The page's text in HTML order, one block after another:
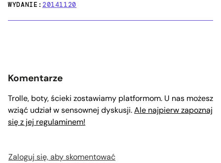
WYDANIE:20141120
Komentarze
Trolle, boty, ścieki zostawiamy platformom. U nas możesz
wziąć udział w sensownej dyskusji.Ale najpierw zapoznaj
się z jej regulaminem!
Zaloguj się, aby skomentować